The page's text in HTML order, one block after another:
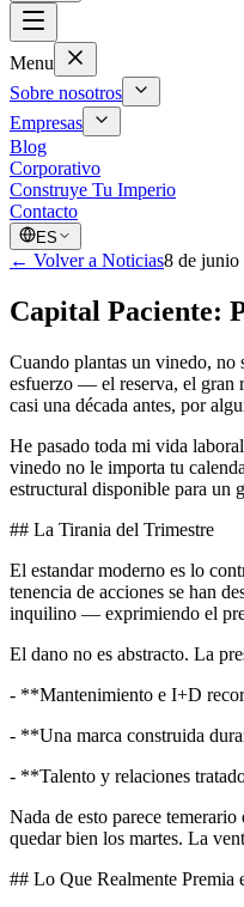
Menu
Sobre nosotros
Empresas
Blog
Corporativo
Construye Tu Imperio
Contacto
ES
← Volver a Noticias8 de junio
Capital Paciente:
Cuando plantas un vinedo, no
esfuerzo — el reserva, el gran
casi una década antes, por
He pasado toda mi vida
vinedo no le importa tu
estructural disponible para
## La Tirania del Trimestre
El estandar moderno es lo
tenencia de acciones se han
inquilino — exprimiendo el
El dano no es abstracto. La
- **Mantenimiento e I+D
- **Una marca construida
- **Talento y relaciones
Nada de esto parece
quedar bien los martes. La
## Lo Que Realmente Premia